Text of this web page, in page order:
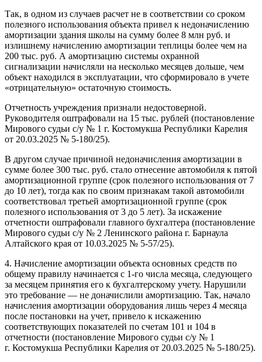
Так, в одном из случаев расчет не в соответствии со сроком
полезного использования объекта привел к недоначислению
амортизации здания школы на сумму более 8 млн руб. и
излишнему начислению амортизации теплицы более чем на
200 тыс. руб. А амортизацию системы охранной
сигнализации начисляли на несколько месяцев дольше, чем
объект находился в эксплуатации, что сформировало в учете
«отрицательную» остаточную стоимость.
Отчетность учреждения признали недостоверной.
Руководителя оштрафовали на 15 тыс. рублей (постановление
Мирового судьи с/у № 1 г. Костомукша Республики Карелия
от 20.03.2025 № 5-180/25).
В другом случае причиной недоначисления амортизации в
сумме более 300 тыс. руб. стало отнесение автомобиля к пятой
амортизационной группе (срок полезного использования от 7
до 10 лет), тогда как по своим признакам такой автомобили
соответствовал третьей амортизационной группе (срок
полезного использования от 3 до 5 лет). За искажение
отчетности оштрафовали главного бухгалтера (постановление
Мирового судьи с/у № 2 Ленинского района г. Барнаула
Алтайского края от 10.03.2025 № 5-57/25).
4. Начисление амортизации объекта основных средств по
общему правилу начинается с 1-го числа месяца, следующего
за месяцем принятия его к бухгалтерскому учету. Нарушили
это требование — не доначислили амортизацию. Так, начало
начисления амортизации оборудования лишь через 4 месяца
после постановки на учет, привело к искажению
соответствующих показателей по счетам 101 и 104 в
отчетности (постановление Мирового судьи с/у № 1
г. Костомукша Республики Карелия от 20.03.2025 № 5-180/25).